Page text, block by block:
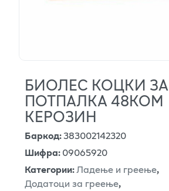
БИОЛЕС КОЦКИ ЗА
ПОТПАЛКА 48КОМ
КЕРОЗИН
Баркод:383002142320
Шифра:09065920
Категории:Ладење и греење,
Додатоци за греење,